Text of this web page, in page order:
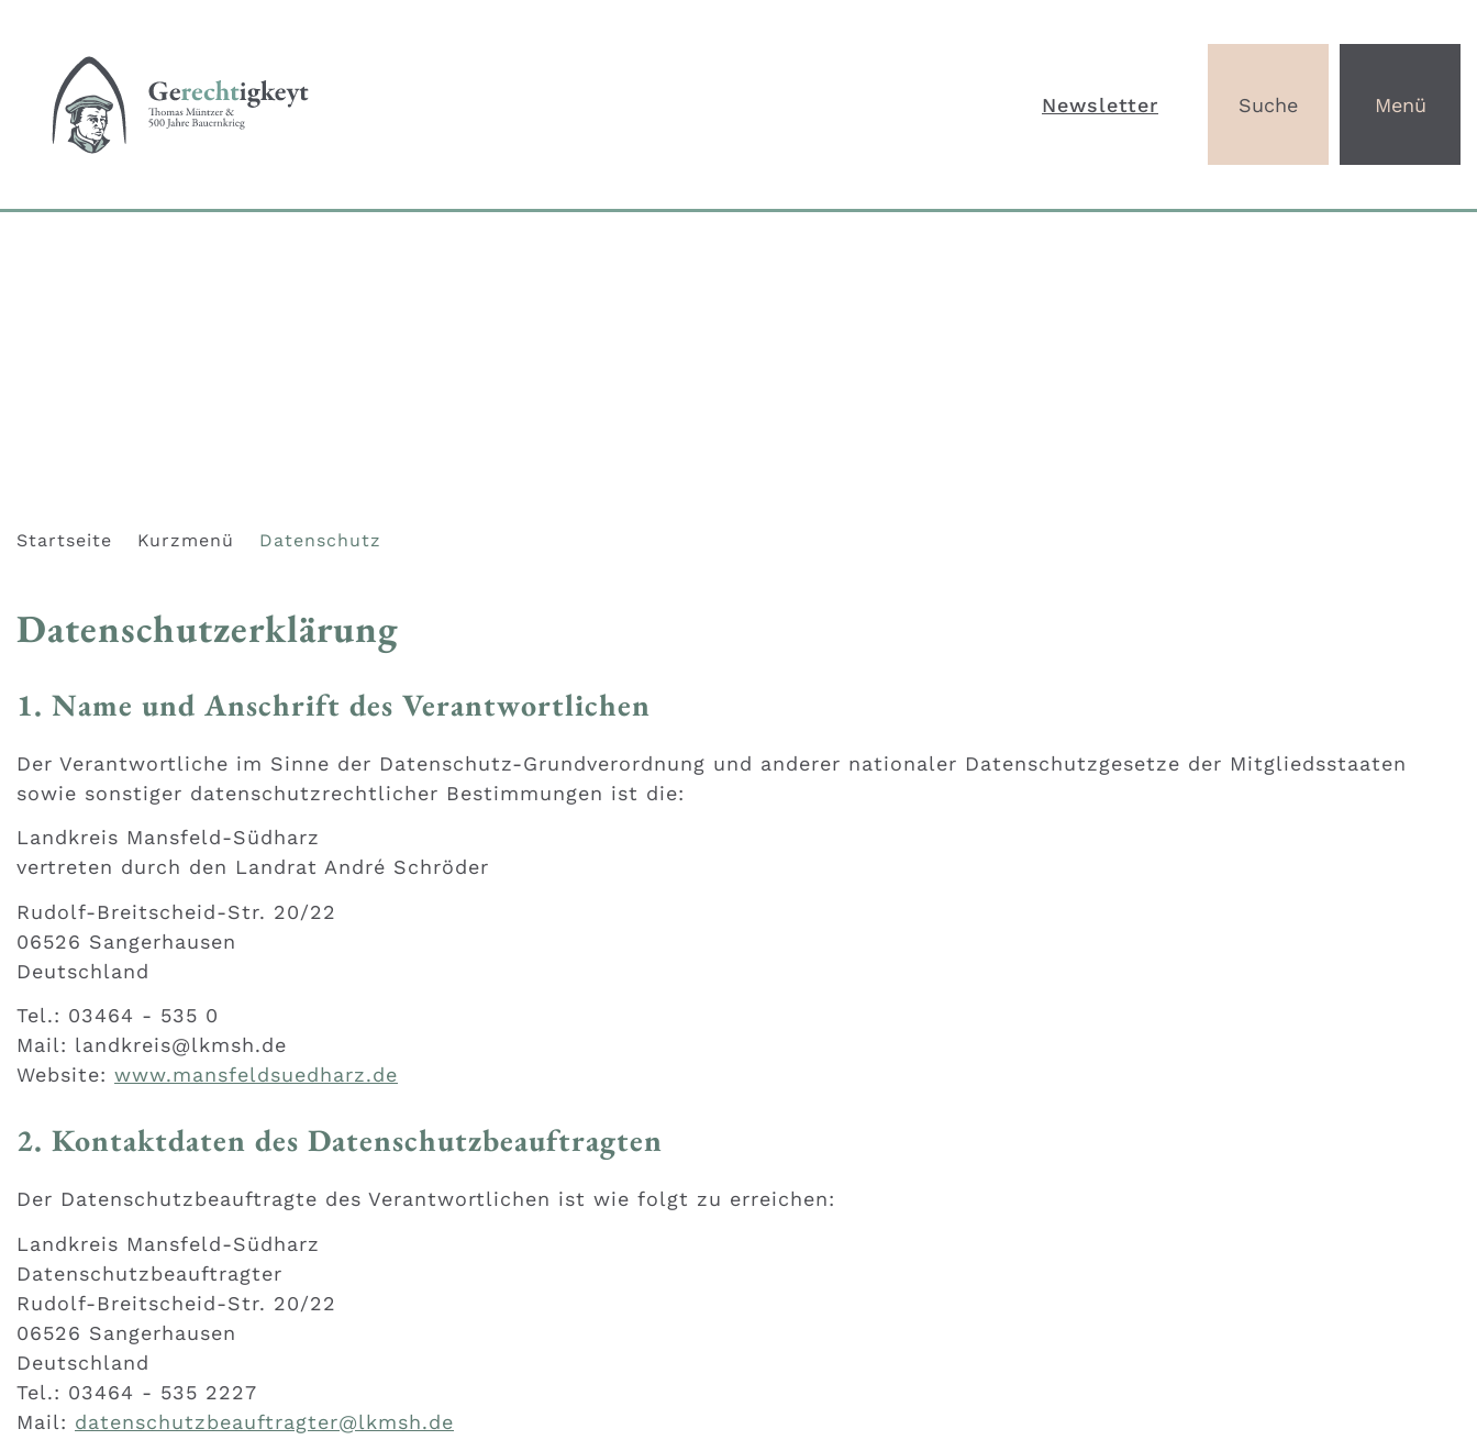
Newsletter Suche Menü
Startseite Kurzmenü Datenschutz
Datenschutzerklärung
1. Name und Anschrift des Verantwortlichen
Der Verantwortliche im Sinne der Datenschutz-Grundverordnung und anderer nationaler Datenschutzgesetze der Mitgliedsstaaten
sowie sonstiger datenschutzrechtlicher Bestimmungen ist die:
Landkreis Mansfeld-Südharz
vertreten durch den Landrat André Schröder
Rudolf-Breitscheid-Str. 20/22
06526 Sangerhausen
Deutschland
Tel.: 03464 - 535 0
Mail: landkreis@lkmsh.de
Website: www.mansfeldsuedharz.de
2. Kontaktdaten des Datenschutzbeauftragten
Der Datenschutzbeauftragte des Verantwortlichen ist wie folgt zu erreichen:
Landkreis Mansfeld-Südharz
Datenschutzbeauftragter
Rudolf-Breitscheid-Str. 20/22
06526 Sangerhausen
Deutschland
Tel.: 03464 - 535 2227
Mail: datenschutzbeauftragter@lkmsh.de